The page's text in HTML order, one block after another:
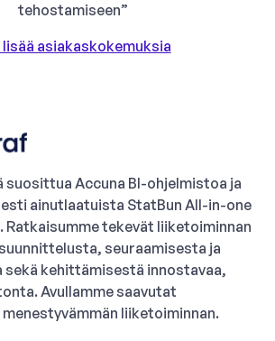
tehostamiseen”
lisää asiakaskokemuksia
Accuna BI-ohjelmistoa ja
ainutlaatuista StatBun All-in-one
Ratkaisumme tekevät liiketoiminnan
seuraamisesta ja
sekä kehittämisestä innostavaa,
Avullamme saavutat
menestyvämmän liiketoiminnan.